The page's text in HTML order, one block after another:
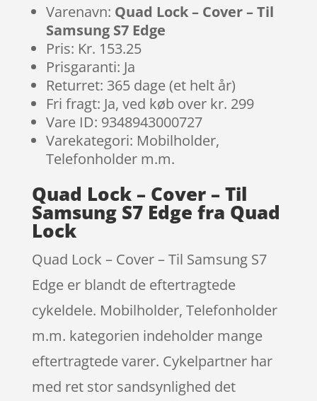
Varenavn: Quad Lock – Cover – Til
Samsung S7 Edge
Pris: Kr. 153.25
Prisgaranti: Ja
Returret: 365 dage (et helt år)
Fri fragt: Ja, ved køb over kr. 299
Vare ID: 9348943000727
Varekategori: Mobilholder,
Telefonholder m.m.
Quad Lock – Cover – Til
Samsung S7 Edge fra Quad
Lock
Quad Lock – Cover – Til Samsung S7
Edge er blandt de eftertragtede
cykeldele. Mobilholder, Telefonholder
m.m. kategorien indeholder mange
eftertragtede varer. Cykelpartner har
med ret stor sandsynlighed det